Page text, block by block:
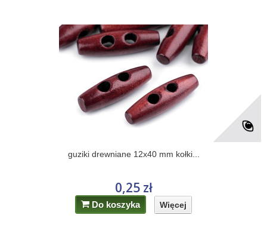
guziki drewniane 12x40 mm kołki...
0,25 zł
Do koszyka Więcej